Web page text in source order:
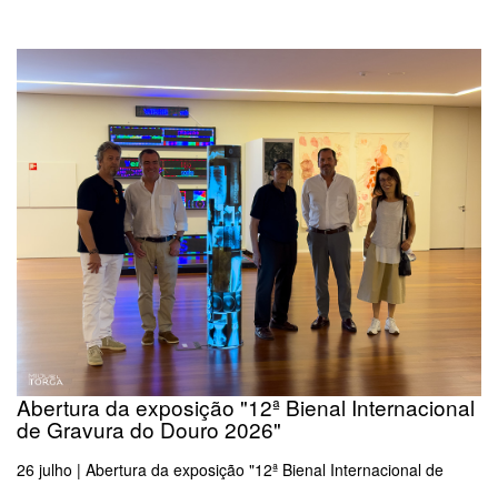
Abertura da exposição "12ª Bienal Internacional
de Gravura do Douro 2026"
26 julho | Abertura da exposição "12ª Bienal Internacional de